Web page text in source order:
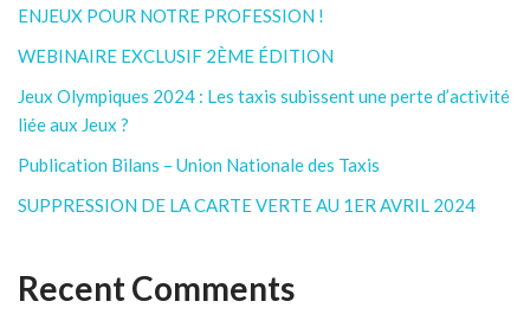
ENJEUX POUR NOTRE PROFESSION !
WEBINAIRE EXCLUSIF 2ÈME ÉDITION
Jeux Olympiques 2024 : Les taxis subissent une perte d’activité
liée aux Jeux ?
Publication Bilans – Union Nationale des Taxis
SUPPRESSION DE LA CARTE VERTE AU 1ER AVRIL 2024
Recent Comments